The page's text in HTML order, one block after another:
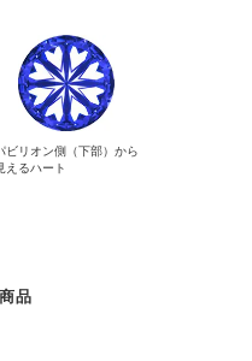
ビリオン側（下部）から
えるハート
品